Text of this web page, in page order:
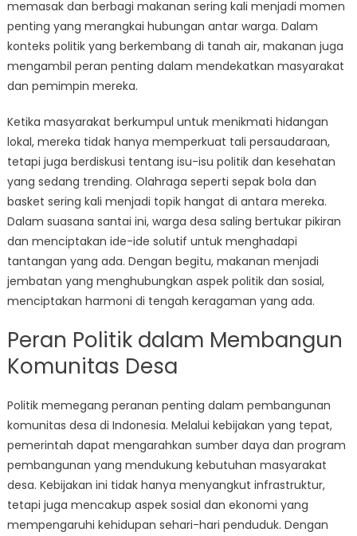
memasak dan berbagi makanan sering kali menjadi momen
penting yang merangkai hubungan antar warga. Dalam
konteks politik yang berkembang di tanah air, makanan juga
mengambil peran penting dalam mendekatkan masyarakat
dan pemimpin mereka.
Ketika masyarakat berkumpul untuk menikmati hidangan
lokal, mereka tidak hanya memperkuat tali persaudaraan,
tetapi juga berdiskusi tentang isu-isu politik dan kesehatan
yang sedang trending. Olahraga seperti sepak bola dan
basket sering kali menjadi topik hangat di antara mereka.
Dalam suasana santai ini, warga desa saling bertukar pikiran
dan menciptakan ide-ide solutif untuk menghadapi
tantangan yang ada. Dengan begitu, makanan menjadi
jembatan yang menghubungkan aspek politik dan sosial,
menciptakan harmoni di tengah keragaman yang ada.
Peran Politik dalam Membangun
Komunitas Desa
Politik memegang peranan penting dalam pembangunan
komunitas desa di Indonesia. Melalui kebijakan yang tepat,
pemerintah dapat mengarahkan sumber daya dan program
pembangunan yang mendukung kebutuhan masyarakat
desa. Kebijakan ini tidak hanya menyangkut infrastruktur,
tetapi juga mencakup aspek sosial dan ekonomi yang
mempengaruhi kehidupan sehari-hari penduduk. Dengan